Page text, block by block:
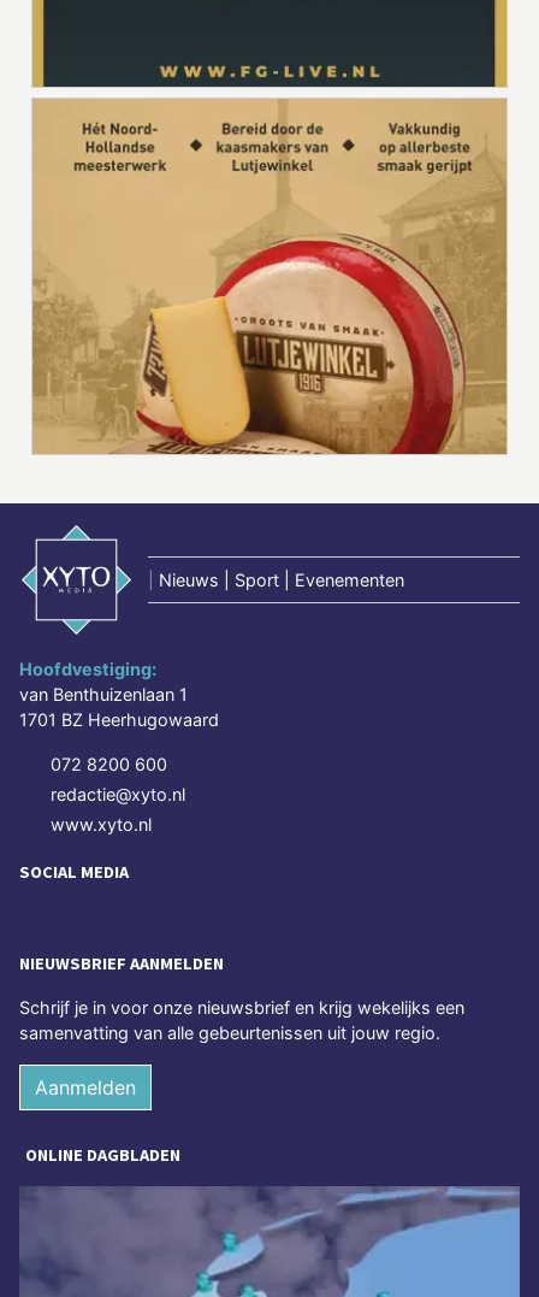
Nieuws | Sport | Evenementen
Hoofdvestiging:
van Benthuizenlaan 1
1701 BZ Heerhugowaard
072 8200 600
redactie@xyto.nl
www.xyto.nl
SOCIAL MEDIA
NIEUWSBRIEF AANMELDEN
Schrijf je in voor onze nieuwsbrief en krijg wekelijks een
samenvatting van alle gebeurtenissen uit jouw regio.
Aanmelden
ONLINE DAGBLADEN